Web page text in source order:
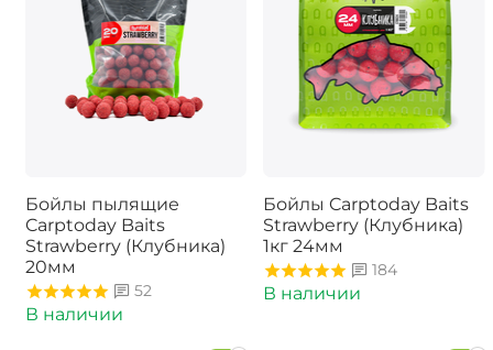
Бойлы пылящие
Carptoday Baits
Strawberry (Клубника)
20мм
52
В наличии
Бойлы Carptoday Baits
Strawberry (Клубника)
1кг 24мм
184
В наличии